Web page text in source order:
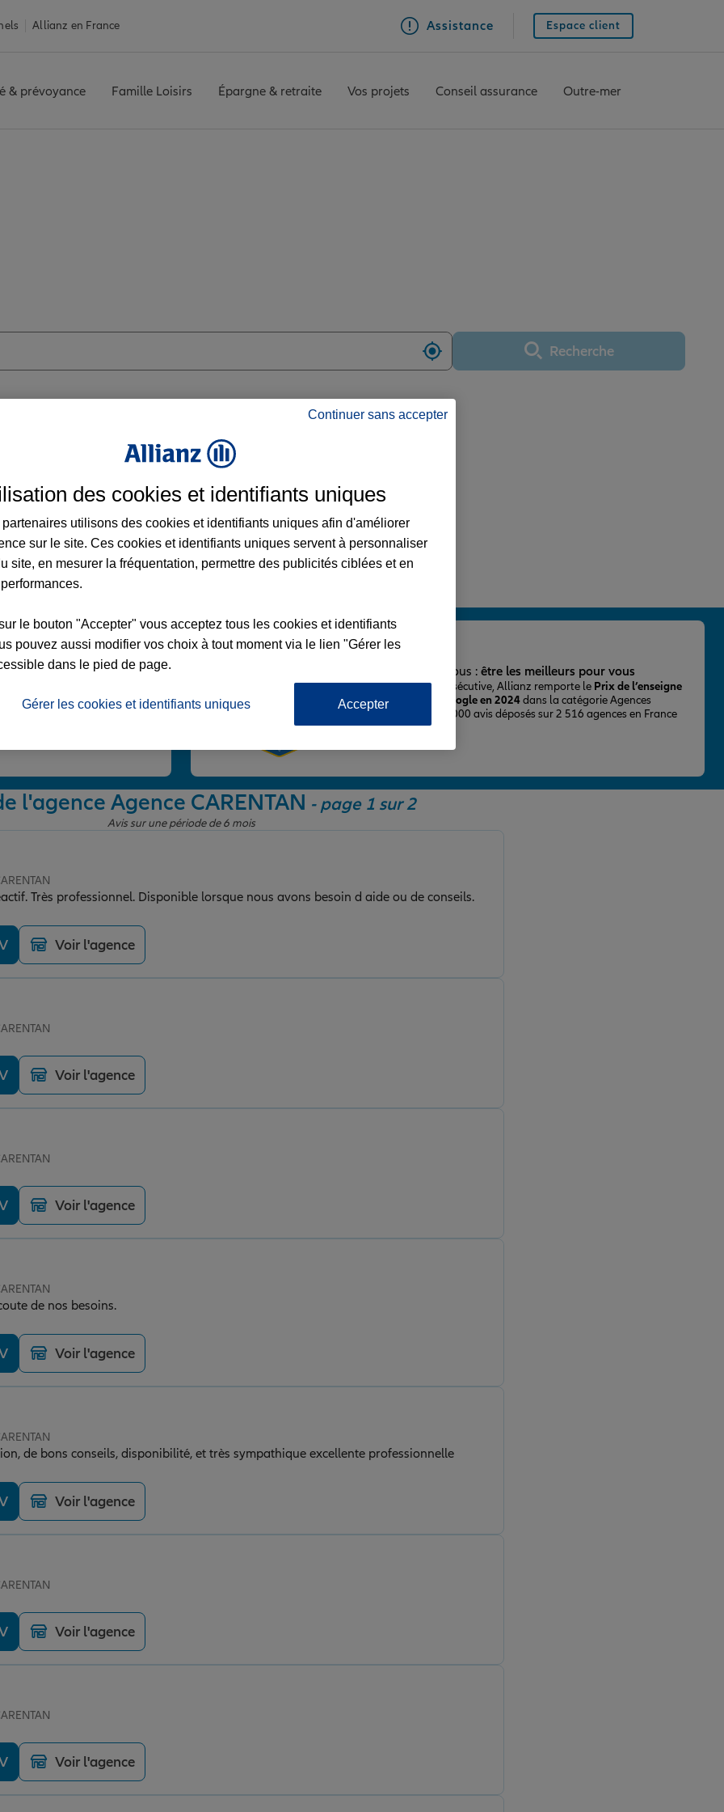
Allianz en France Assistance Espace client
& prévoyance Famille Loisirs Épargne & retraite Vos projets Conseil assurance Outre-mer
Utiliser ma positionRecherche
MARAIS
Voir l'agence
CARENTAN
L'important pour nous : être les meilleurs pour vous
Pour la 2ème fois consécutive, Allianz remporte le Prix de l’enseigne
la mieux notée sur Google en 2024dans la catégorie Agences
d’Assurance, avec 43 000 avis déposés sur 2 516 agences en France
et une note de 4,86/5.
l'agence Agence CARENTAN - page 1 sur 2
Avis sur une période de 6 mois
Très professionnel. Disponible lorsque nous avons besoin d aide ou de conseils.
Voir l'agence
Voir l'agence
Voir l'agence
de nos besoins.
Voir l'agence
A l'écoute, compréhension, de bons conseils, disponibilité, et très sympathique excellente professionnelle
Voir l'agence
Voir l'agence
Voir l'agence
Continuer sans accepter
des cookies et identifiants uniques
partenaires utilisons des cookies et identifiants uniques afin d'améliorer
sur le site. Ces cookies et identifiants uniques servent à personnaliser
site, en mesurer la fréquentation, permettre des publicités ciblées et en
le bouton "Accepter" vous acceptez tous les cookies et identifiants
pouvez aussi modifier vos choix à tout moment via le lien "Gérer les
dans le pied de page.
Gérer les cookies et identifiants uniques Accepter